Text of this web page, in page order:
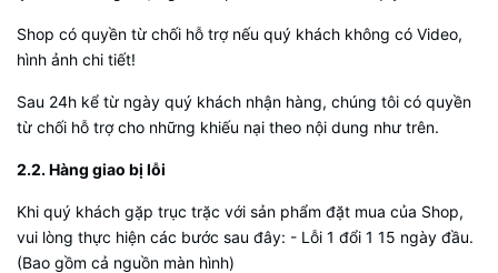
Shop có quyền từ chối hỗ trợ nếu quý khách không có Video,
hình ảnh chi tiết!
Sau 24h kể từ ngày quý khách nhận hàng, chúng tôi có quyền
từ chối hỗ trợ cho những khiếu nại theo nội dung như trên.
2.2. Hàng giao bị lỗi
Khi quý khách gặp trục trặc với sản phẩm đặt mua của Shop,
vui lòng thực hiện các bước sau đây: - Lỗi 1 đổi 1 15 ngày đầu.
(Bao gồm cả nguồn màn hình)